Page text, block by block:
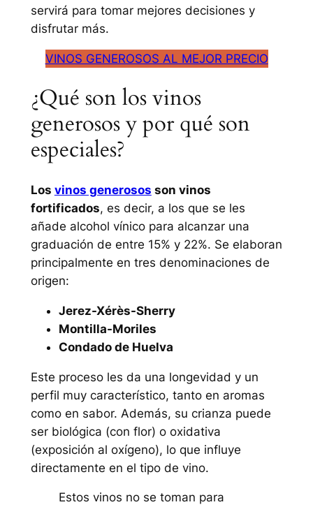
servirá para tomar mejores decisiones y
disfrutar más.
VINOS GENEROSOS AL MEJOR PRECIO
¿Qué son los vinos
generosos y por qué son
especiales?
Los vinos generosos son vinos
fortificados, es decir, a los que se les
añade alcohol vínico para alcanzar una
graduación de entre 15% y 22%. Se elaboran
principalmente en tres denominaciones de
origen:
Jerez-Xérès-Sherry
Montilla-Moriles
Condado de Huelva
Este proceso les da una longevidad y un
perfil muy característico, tanto en aromas
como en sabor. Además, su crianza puede
ser biológica (con flor) o oxidativa
(exposición al oxígeno), lo que influye
directamente en el tipo de vino.
Estos vinos no se toman para